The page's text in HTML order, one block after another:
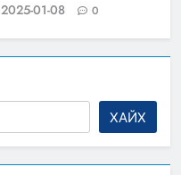
2025-01-08 0
ХАЙХ